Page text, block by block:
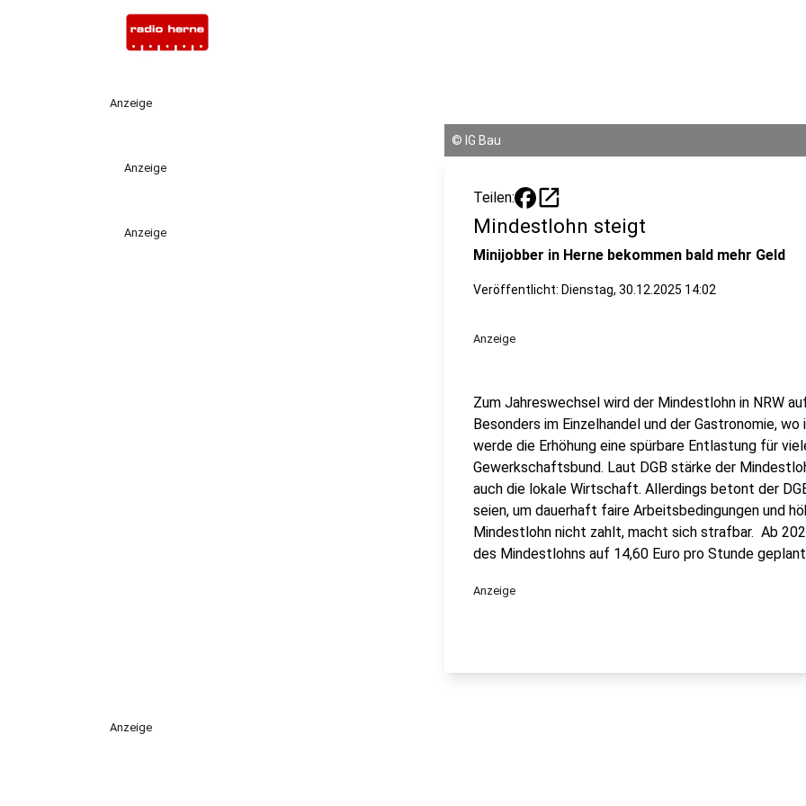
Anzeige
Anzeige
Anzeige
© IG Bau
Teilen: open_in_new
Mindestlohn steigt
Minijobber in Herne bekommen bald mehr Geld
Veröffentlicht: Dienstag, 30.12.2025 14:02
Anzeige
Zum Jahreswechsel wird der Mindestlohn in NRW
Besonders im Einzelhandel und der Gastronomie,
werde die Erhöhung eine spürbare Entlastung für
Gewerkschaftsbund. Laut DGB stärke der
auch die lokale Wirtschaft. Allerdings betont der
seien, um dauerhaft faire Arbeitsbedingungen und
Mindestlohn nicht zahlt, macht sich strafbar. Ab
des Mindestlohns auf 14,60 Euro pro Stunde
Anzeige
Anzeige